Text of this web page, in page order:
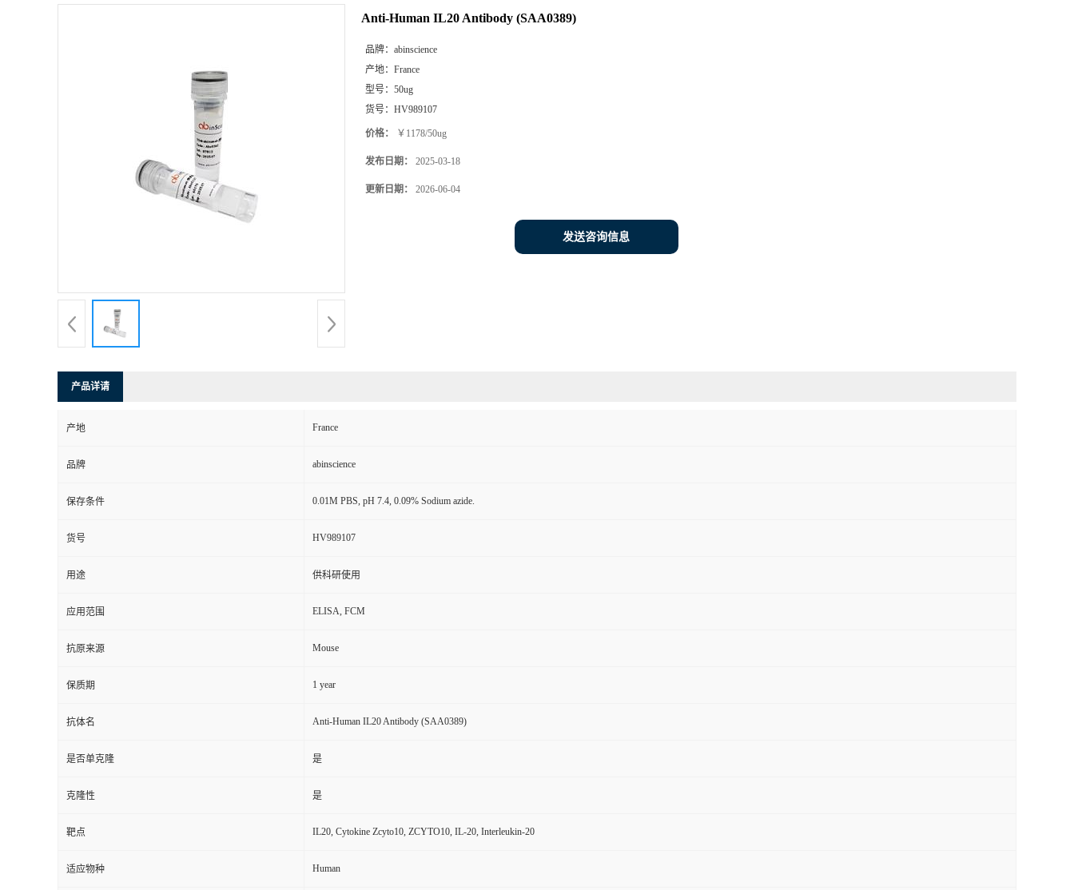
Anti-Human IL20 Antibody (SAA0389)
品牌： abinscience
产地： France
型号： 50ug
货号： HV989107
价格： ￥1178/50ug
发布日期： 2025-03-18
更新日期： 2026-06-04
发送咨询信息
产品详请
产地 France
品牌 abinscience
保存条件 0.01M PBS, pH 7.4, 0.09% Sodium azide.
货号 HV989107
用途 供科研使用
应用范围 ELISA, FCM
抗原来源 Mouse
保质期 1 year
抗体名 Anti-Human IL20 Antibody (SAA0389)
是否单克隆 是
克隆性 是
靶点 IL20, Cytokine Zcyto10, ZCYTO10, IL-20, Interleukin-20
适应物种 Human